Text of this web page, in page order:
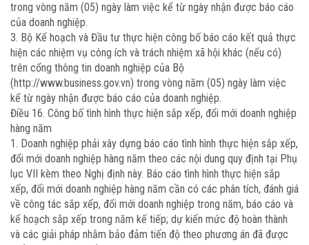
trong vòng năm (05) ngày làm việc kể từ ngày nhận được báo cáo
của doanh nghiệp.
3. Bộ Kế hoạch và Đầu tư thực hiện công bố báo cáo kết quả thực
hiện các nhiệm vụ công ích và trách nhiệm xã hội khác (nếu có)
trên cổng thông tin doanh nghiệp của Bộ
(http://www.business.gov.vn) trong vòng năm (05) ngày làm việc
kể từ ngày nhận được báo cáo của doanh nghiệp.
Điều 16. Công bố tình hình thực hiện sắp xếp, đổi mới doanh nghiệp
hàng năm
1. Doanh nghiệp phải xây dựng báo cáo tình hình thực hiện sắp xếp,
đổi mới doanh nghiệp hàng năm theo các nội dung quy định tại Phụ
lục VII kèm theo Nghị định này. Báo cáo tình hình thực hiện sắp
xếp, đổi mới doanh nghiệp hàng năm cần có các phân tích, đánh giá
về công tác sắp xếp, đổi mới doanh nghiệp trong năm, báo cáo và
kế hoạch sắp xếp trong năm kế tiếp; dự kiến mức độ hoàn thành
và các giải pháp nhằm bảo đảm tiến độ theo phương án đã được